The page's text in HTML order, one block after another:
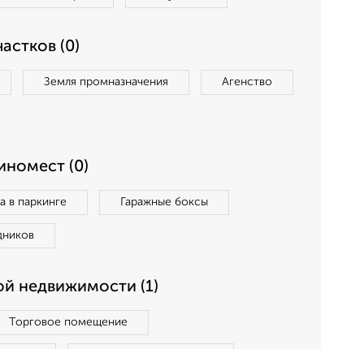
(0)
Земля промназначения Агенство
(0)
в паркинге Гаражные боксы
недвижимости (1)
Торговое помещение